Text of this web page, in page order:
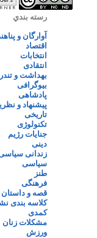
رسته بندي
آوارگان و
اقتصاد
انتخابات
انتقادی
بهداشت و
بیوگرافی
پادشاهی
پیشنهاد و
تاریخی
تکنولوژی
جنایات رژیم
دینی
زندانی
سیاسی
طنز
فرهنگی
قصه و داستان
کلاسه بندی
کمدی
مشکلات زنان
ورزش